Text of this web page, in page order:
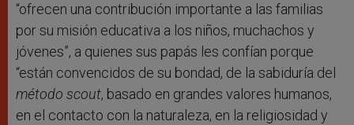
“ofrecen una contribución importante a las familias
por su misión educativa a los niños, muchachos y
jóvenes”, a quienes sus papás les confían porque
“están convencidos de su bondad, de la sabiduría del
método scout, basado en grandes valores humanos,
en el contacto con la naturaleza, en la religiosidad y